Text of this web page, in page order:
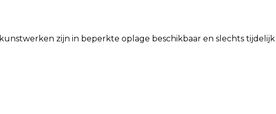
kunstwerken zijn in beperkte oplage beschikbaar en slechts